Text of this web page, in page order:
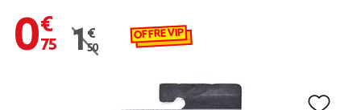
0,75 €
Prix remisé de 1,50 € à 0,75 €
1,50 € OFFRE VIP